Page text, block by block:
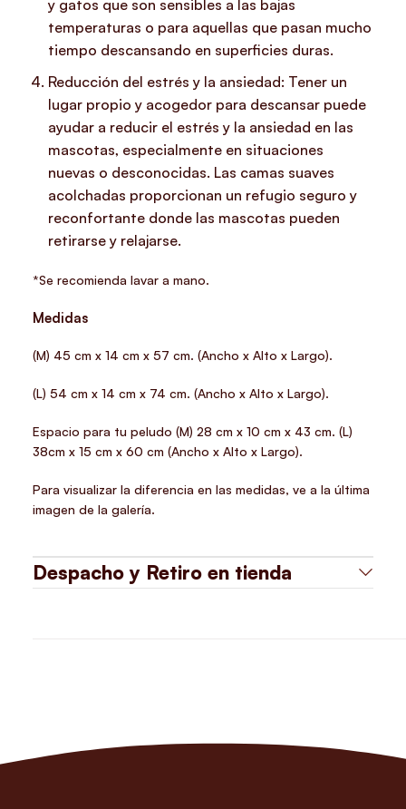
y gatos que son sensibles a las bajas
temperaturas o para aquellas que pasan mucho
tiempo descansando en superficies duras.
Reducción del estrés y la ansiedad: Tener un
lugar propio y acogedor para descansar puede
ayudar a reducir el estrés y la ansiedad en las
mascotas, especialmente en situaciones
nuevas o desconocidas. Las camas suaves
acolchadas proporcionan un refugio seguro y
reconfortante donde las mascotas pueden
retirarse y relajarse.
*Se recomienda lavar a mano.
Medidas
(M) 45 cm x 14 cm x 57 cm. (Ancho x Alto x Largo).
(L) 54 cm x 14 cm x 74 cm. (Ancho x Alto x Largo).
Espacio para tu peludo (M) 28 cm x 10 cm x 43 cm. (L)
38cm x 15 cm x 60 cm (Ancho x Alto x Largo).
Para visualizar la diferencia en las medidas, ve a la última
imagen de la galería.
Despacho y Retiro en tienda